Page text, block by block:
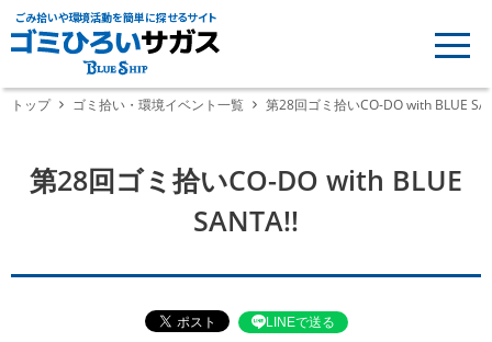
ごみ拾いや環境活動を簡単に探せるサイト
トップ ゴミ拾い・環境イベント一覧 第28回ゴミ拾いCO-DO with BLUE
第28回ゴミ拾いCO-DO with BLUE
SANTA!!
LINEで送る